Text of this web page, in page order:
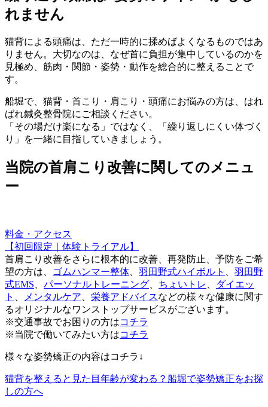
れません
猫背による頭痛は、ただ一時的に揉めばよくなるものではあ
りません。大切なのは、なぜ首に負担が集中しているのかを
見極め、筋肉・関節・姿勢・動作を総合的に整えることで
す。
船堀で、猫背・首こり・肩こり・頭痛にお悩みの方は、はれ
ばれ鍼灸整骨院にご相談ください。
「その場だけ楽になる」ではなく、「繰り返しにくい体づく
り」を一緒に目指していきましょう。
当院の首肩こり改善に関してのメニュ
ー
料金・アクセス
【初回限定｜体験トライアル】
首肩こり改善をさらに根本的に改善、再発防止、予防をご希
望の方は、
ゴムハンマー整体 羽田野式ハイボルト
羽田野
式EMS
パーソナルトレーニング ちょいトレ
ダイエッ
ト
メンタルケア 栄養アドバイスなどの様々な健康に関す
るオリジナルなワンストップサービスがございます。
※交通事故でお困りの方はコチラ
※当院で働いてみたい方はコチラ
様々な姿勢矯正の内容はコチラ↓
猫背を整えると見た目年齢が変わる？船堀で姿勢矯正をお探
しの方へ